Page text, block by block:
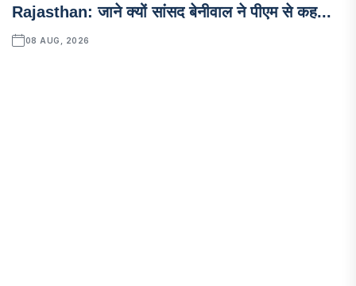
Rajasthan: जाने क्यों सांसद बेनीवाल ने पीएम से कह...
08 AUG, 2026